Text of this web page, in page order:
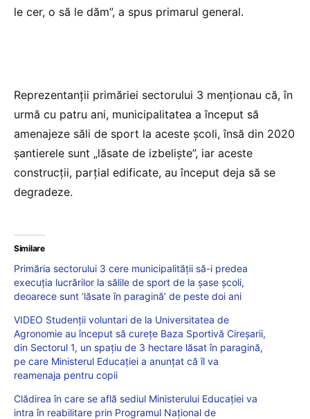
le cer, o să le dăm”, a spus primarul general.
Reprezentanţii primăriei sectorului 3 menţionau că, în
urmă cu patru ani, municipalitatea a început să
amenajeze săli de sport la aceste şcoli, însă din 2020
şantierele sunt „lăsate de izbelişte”, iar aceste
construcţii, parţial edificate, au început deja să se
degradeze.
Similare
Primăria sectorului 3 cere municipalității să-i predea
execuţia lucrărilor la sălile de sport de la şase şcoli,
deoarece sunt ‘lăsate în paragină’ de peste doi ani
VIDEO Studenții voluntari de la Universitatea de
Agronomie au început să curețe Baza Sportivă Cireșarii,
din Sectorul 1, un spațiu de 3 hectare lăsat în paragină,
pe care Ministerul Educației a anunțat că îl va
reamenaja pentru copii
Clădirea în care se află sediul Ministerului Educației va
intra în reabilitare prin Programul Naţional de